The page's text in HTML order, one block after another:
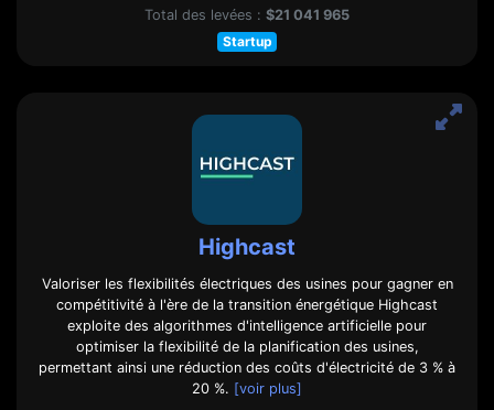
Total des levées : $21 041 965
Startup
Highcast
Valoriser les flexibilités électriques des usines pour gagner en
compétitivité à l'ère de la transition énergétique Highcast
exploite des algorithmes d'intelligence artificielle pour
optimiser la flexibilité de la planification des usines,
permettant ainsi une réduction des coûts d'électricité de 3 % à
20 %. [voir plus]